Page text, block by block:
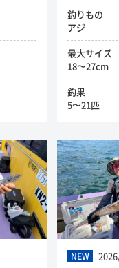
釣りもの
アジ
最大サイズ
18〜27cm
釣果
5〜21匹
NEW